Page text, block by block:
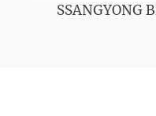
SSANGYONG